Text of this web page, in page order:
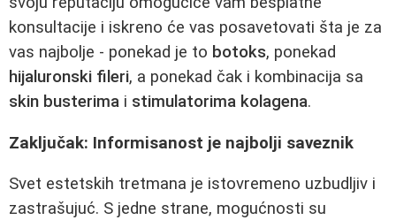
konsultacije i iskreno će vas posavetovati šta je za
vas najbolje - ponekad je to botoks, ponekad
hijaluronski fileri, a ponekad čak i kombinacija sa
skin busterima i stimulatorima kolagena.
Zaključak: Informisanost je najbolji saveznik
Svet estetskih tretmana je istovremeno uzbudljiv i
zastrašujuć. S jedne strane, mogućnosti su